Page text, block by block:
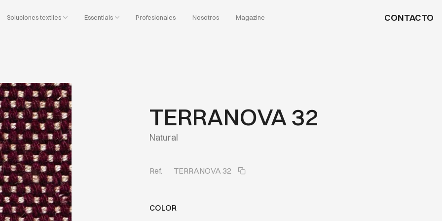
Soluciones textiles Essentials Profesionales Nosotros Magazine CONTACTO
TERRANOVA 32
Natural
Ref. TERRANOVA 32
COLOR